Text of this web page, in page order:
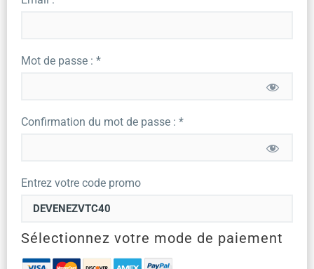
Mot de passe : *
Confirmation du mot de passe : *
Entrez votre code promo
Sélectionnez votre mode de paiement